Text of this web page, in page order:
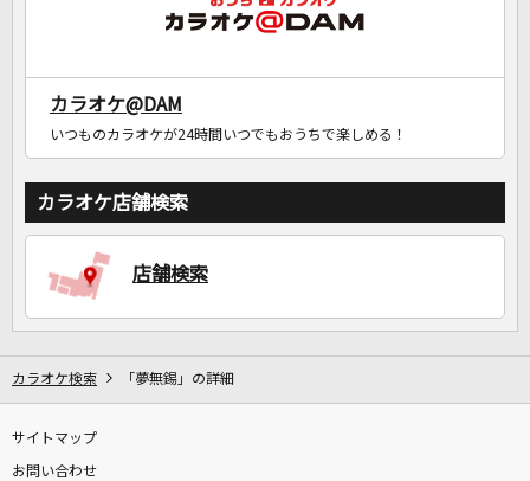
カラオケ@DAM
いつものカラオケが24時間いつでもおうちで楽しめる！
カラオケ店舗検索
店舗検索
カラオケ検索 「夢無錫」の詳細
サイトマップ
お問い合わせ